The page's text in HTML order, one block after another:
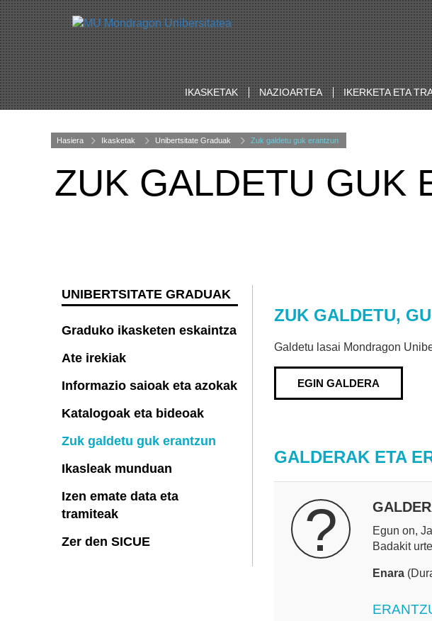
IKASKETAK NAZIOARTEA IKERKETA ETA
Hasiera Ikasketak Unibertsitate Graduak Zuk galdetu guk erantzun
ZUK GALDETU GUK
ZUK GALDETU,
Galdetu lasai Mondragon
EGIN GALDERA
GALDERAK ETA
?
Egun on,
Badakit
Enara
UNIBERTSITATE GRADUAK
Graduko ikasketen eskaintza
Ate irekiak
Informazio saioak eta azokak
Katalogoak eta bideoak
Zuk galdetu guk erantzun
Ikasleak munduan
Izen emate data eta
tramiteak
Zer den SICUE